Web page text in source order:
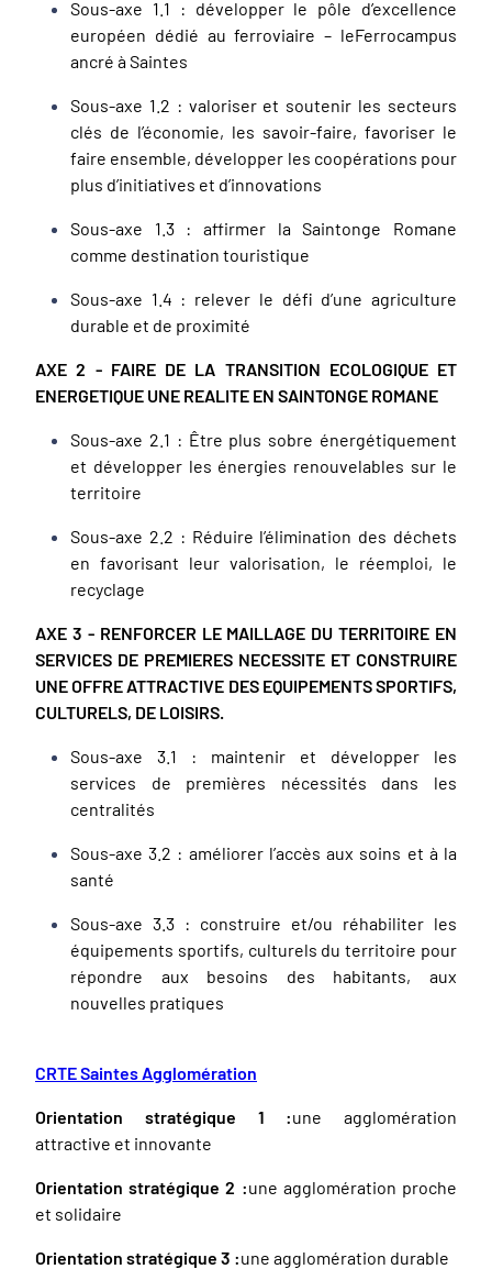
Sous-axe 1.1 : développer le pôle d’excellence
européen dédié au ferroviaire – leFerrocampus
ancré à Saintes
Sous-axe 1.2 : valoriser et soutenir les secteurs
clés de l’économie, les savoir-faire, favoriser le
faire ensemble, développer les coopérations pour
plus d’initiatives et d’innovations
Sous-axe 1.3 : affirmer la Saintonge Romane
comme destination touristique
Sous-axe 1.4 : relever le défi d’une agriculture
durable et de proximité
AXE 2 - FAIRE DE LA TRANSITION ECOLOGIQUE ET
ENERGETIQUE UNE REALITE EN SAINTONGE ROMANE
Sous-axe 2.1 : Être plus sobre énergétiquement
et développer les énergies renouvelables sur le
territoire
Sous-axe 2.2 : Réduire l’élimination des déchets
en favorisant leur valorisation, le réemploi, le
recyclage
AXE 3 - RENFORCER LE MAILLAGE DU TERRITOIRE EN
SERVICES DE PREMIERES NECESSITE ET CONSTRUIRE
UNE OFFRE ATTRACTIVE DES EQUIPEMENTS SPORTIFS,
CULTURELS, DE LOISIRS.
Sous-axe 3.1 : maintenir et développer les
services de premières nécessités dans les
centralités
Sous-axe 3.2 : améliorer l’accès aux soins et à la
santé
Sous-axe 3.3 : construire et/ou réhabiliter les
équipements sportifs, culturels du territoire pour
répondre aux besoins des habitants, aux
nouvelles pratiques
CRTE Saintes Agglomération
Orientation stratégique 1 :une agglomération
attractive et innovante
Orientation stratégique 2 :une agglomération proche
et solidaire
Orientation stratégique 3 :une agglomération durable